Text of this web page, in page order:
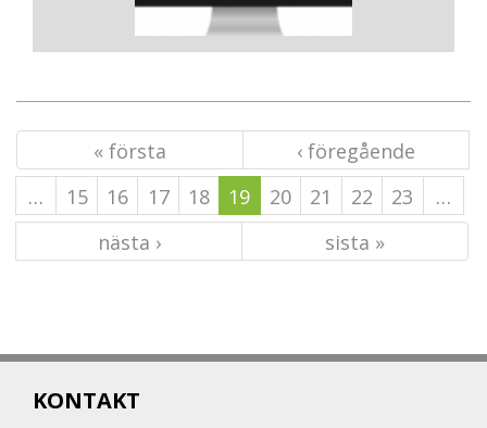
« första
‹ föregående
…
15 16 17 18 19 20 21 22 23
…
nästa ›
sista »
KONTAKT